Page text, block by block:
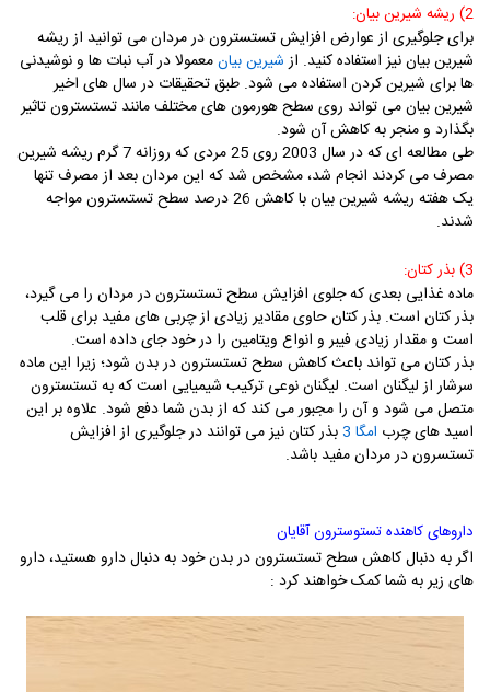
2) ریشه شیرین بیان:
برای جلوگیری از عوارض افزایش تستسترون در مردان می توانید از ریشه
شیرین بیان نیز استفاده کنید. ازشیرین بیانمعمولا در آب نبات ها و نوشیدنی
ها برای شیرین کردن استفاده می شود. طبق تحقیقات در سال های اخیر
شیرین بیان می تواند روی سطح هورمون های مختلف مانند تستسترون تاثیر
بگذارد و منجر به کاهش آن شود.
طی مطالعه ای که در سال 2003 روی 25 مردی که روزانه 7 گرم ریشه شیرین
مصرف می کردند انجام شد، مشخص شد که این مردان بعد از مصرف تنها
یک هفته ریشه شیرین بیان با کاهش 26 درصد سطح تستسترون مواجه
شدند.
3) بذر کتان:
ماده غذایی بعدی که جلوی افزایش سطح تستسترون در مردان را می گیرد،
بذر کتان است. بذر کتان حاوی مقادیر زیادی از چربی های مفید برای قلب
است و مقدار زیادی فیبر و انواع ویتامین را در خود جای داده است.
بذر کتان می تواند باعث کاهش سطح تستسترون در بدن شود؛ زیرا این ماده
سرشار از لیگنان است. لیگنان نوعی ترکیب شیمیایی است که به تستسترون
متصل می شود و آن را مجبور می کند که از بدن شما دفع شود. علاوه بر این
اسید های چرب امگا 3
بذر کتان نیز می توانند در جلوگیری از افزایش
تستسرون در مردان مفید باشد.
داروهای کاهنده تستوسترون آقایان
اگر به دنبال کاهش سطح تستسترون در بدن خود به دنبال دارو هستید، دارو
های زیر به شما کمک خواهند کرد :